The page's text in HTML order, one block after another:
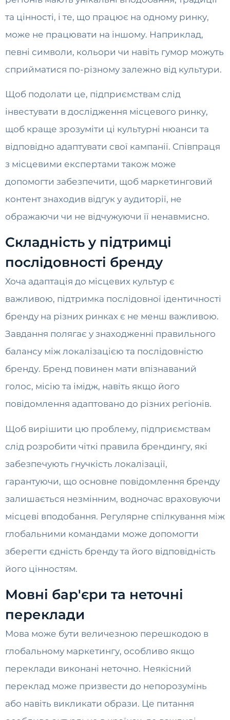
та цінності, і те, що працює на одному ринку,
може не працювати на іншому. Наприклад,
певні символи, кольори чи навіть гумор можуть
сприйматися по-різному залежно від культури.
Щоб подолати це, підприємствам слід
інвестувати в дослідження місцевого ринку,
щоб краще зрозуміти ці культурні нюанси та
відповідно адаптувати свої кампанії. Співпраця
з місцевими експертами також може
допомогти забезпечити, щоб маркетинговий
контент знаходив відгук у аудиторії, не
ображаючи чи не відчужуючи її ненавмисно.
Складність у підтримці
послідовності бренду
Хоча адаптація до місцевих культур є
важливою, підтримка послідовної ідентичності
бренду на різних ринках є не менш важливою.
Завдання полягає у знаходженні правильного
балансу між локалізацією та послідовністю
бренду. Бренд повинен мати впізнаваний
голос, місію та імідж, навіть якщо його
повідомлення адаптовано до різних регіонів.
Щоб вирішити цю проблему, підприємствам
слід розробити чіткі правила брендингу, які
забезпечують гнучкість локалізації,
гарантуючи, що основне повідомлення бренду
залишається незмінним, водночас враховуючи
місцеві вподобання. Регулярне спілкування між
глобальними командами може допомогти
зберегти єдність бренду та його відповідність
його цінностям.
Мовні бар'єри та неточні
переклади
Мова може бути величезною перешкодою в
глобальному маркетингу, особливо якщо
переклади виконані неточно. Неякісний
переклад може призвести до непорозумінь
або навіть викликати образи. Це питання